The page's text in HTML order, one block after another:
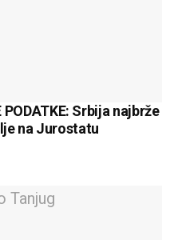
PODATKE: Srbija najbrže
na Jurostatu